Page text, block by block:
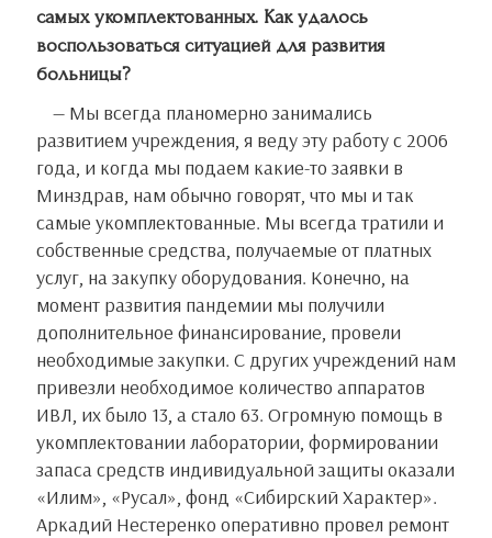
самых укомплектованных. Как удалось
воспользоваться ситуацией для развития
больницы?
— Мы всегда планомерно занимались
развитием учреждения, я веду эту работу с 2006
года, и когда мы подаем какие-то заявки в
Минздрав, нам обычно говорят, что мы и так
самые укомплектованные. Мы всегда тратили и
собственные средства, получаемые от платных
услуг, на закупку оборудования. Конечно, на
момент развития пандемии мы получили
дополнительное финансирование, провели
необходимые закупки. С других учреждений нам
привезли необходимое количество аппаратов
ИВЛ, их было 13, а стало 63. Огромную помощь в
укомплектовании лаборатории, формировании
запаса средств индивидуальной защиты оказали
«Илим», «Русал», фонд «Сибирский Характер».
Аркадий Нестеренко оперативно провел ремонт